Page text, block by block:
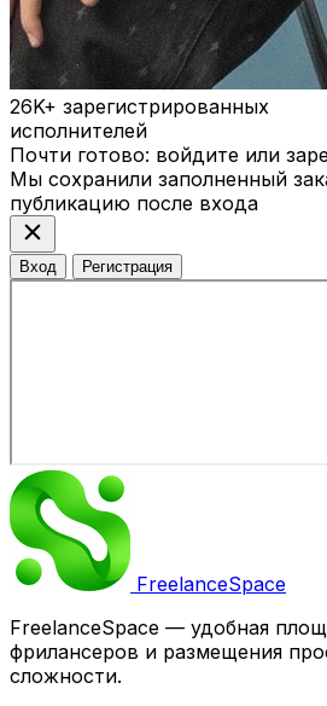
26K+ зарегистрированных
исполнителей
Почти готово: войдите или
Мы сохранили заполненный
публикацию после входа
close
Вход Регистрация
FreelanceSpace
FreelanceSpace — удобная
фрилансеров и размещения
сложности.